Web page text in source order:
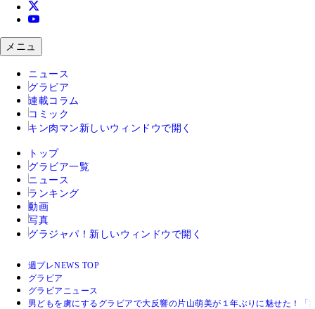
メニュ
ニュース
グラビア
連載コラム
コミック
キン肉マン 新しいウィンドウで開く
トップ
グラビア一覧
ニュース
ランキング
動画
写真
グラジャパ！ 新しいウィンドウで開く
週プレNEWS TOP
グラビア
グラビアニュース
男どもを虜にするグラビアで大反響の片山萌美が１年ぶりに魅せた！